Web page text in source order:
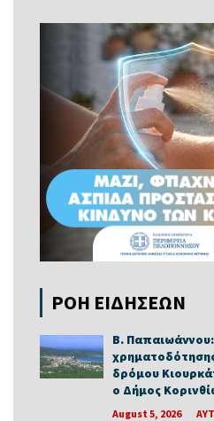
ΡΟΗ ΕΙΔΗΣΕΩΝ
Β.
δρόμου
ο Δήμος
August 5, 2026